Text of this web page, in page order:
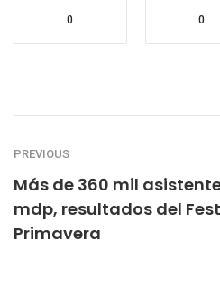
0 0
PREVIOUS
Más de 360 mil
mdp, resultados del
Primavera